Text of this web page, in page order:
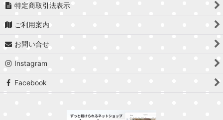
特定商取引法表示
ご利用案内
お問い合せ
Instagram
Facebook